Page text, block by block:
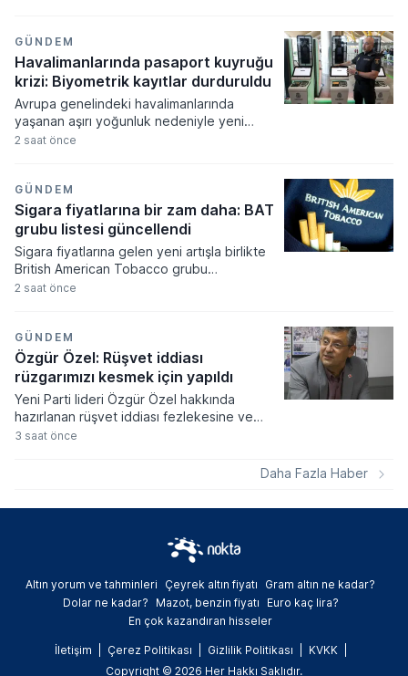
sayısı artarken, uzmanlar ciddi
komplikasyonlar konusunda kullanıcılara
yönelik uyarılarını sıkılaştırdı.
GÜNDEM
Havalimanlarında pasaport kuyruğu
krizi: Biyometrik kayıtlar durduruldu
Avrupa genelindeki havalimanlarında
yaşanan aşırı yoğunluk nedeniyle yeni
biyometrik kayıt sisteminin uygulanmasına
güvenliğinin süreçten olumsuz
etkilenmediğini vurguladı.
2 saat önce
GÜNDEM
Sigara fiyatlarına bir zam daha: BAT
grubu listesi güncellendi
Sigara fiyatlarına gelen yeni artışla birlikte
British American Tobacco grubu
ürünlerinde liste fiyatları güncellendi. Tekel
zamlı tarife 7 Ağustos tarihinden itibaren
tüm satış noktalarında uygulanmaya
başlanacak.
2 saat önce
GÜNDEM
Özgür Özel: Rüşvet iddiası
rüzgarımızı kesmek için yapıldı
Yeni Parti lideri Özgür Özel hakkında
hazırlanan rüşvet iddiası fezlekesine ve
partinin güncel oy potansiyeline dair
3 saat önce
Daha Fazla Haber
Altın yorum ve tahminleri Çeyrek altın fiyatı
Gram altın ne kadar?
Dolar ne kadar?
Mazot, benzin fiyatı
Euro kaç lira?
En çok kazandıran hisseler
İletişim Çerez Politikası Gizlilik Politikası
KVKK
Copyright © 2026 Her Hakkı Saklıdır.